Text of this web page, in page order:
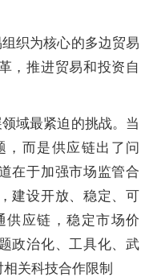
织为核心的多边贸易
，推进贸易和投资自
域最紧迫的挑战。当
，而是供应链出了问
在于加强市场监管合
建设开放、稳定、可
供应链，稳定市场价
政治化、工具化、武
关科技合作限制